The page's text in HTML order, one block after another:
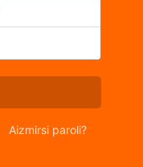
Aizmirsi paroli?